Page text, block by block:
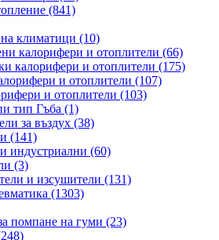
(841)
климатици (10)
калорифери и отоплители (66)
калорифери и отоплители (175)
и отоплители (107)
и отоплители (103)
тип Гъба (1)
за въздух (38)
(141)
индустриални (60)
(3)
и изсушители (131)
(1303)
помпане на гуми (23)